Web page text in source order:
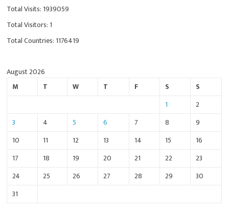
Total Visits: 1939059
Total Visitors: 1
Total Countries: 1176419
August 2026
M
T W T F S
S
1
2
3
4 5 6 7 8
9
10
11 12 13 14 15
16
17
18 19 20 21 22
23
24
25 26 27 28 29
30
31